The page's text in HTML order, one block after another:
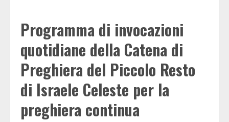
Programma di invocazioni
quotidiane della Catena di
Preghiera del Piccolo Resto
di Israele Celeste per la
preghiera continua